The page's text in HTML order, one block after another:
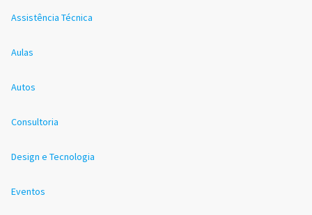
Assistência Técnica
Aulas
Autos
Consultoria
Design e Tecnologia
Eventos